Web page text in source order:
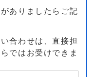
ありましたらご記
合わせは、直接担
ではお受けできま